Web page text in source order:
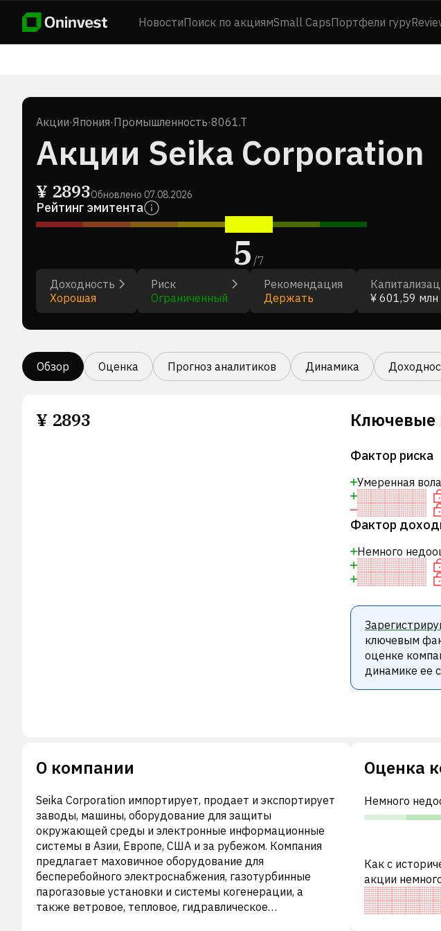
НовостиПоиск по акциямSmall CapsПортфели гуру
Акции·Япония·Промышленность·8061.T
Акции Seika Corporation
¥ 2893Обновлено 07.08.2026
Рейтинг эмитента
5 /7
Доходность
Хорошая
Риск
Ограниченный
Рекомендация
Держать
¥ 601,59 млн
Обзор Оценка Прогноз аналитиков Динамика
¥ 2893
Фактор риска
Умеренная
Фактор
Немного
ключевым
оценке
динамике ее
О компании
Seika Corporation импортирует, продает и экспортирует
заводы, машины, оборудование для защиты
окружающей среды и электронные информационные
системы в Азии, Европе, США и за рубежом. Компания
предлагает маховичное оборудование для
бесперебойного электроснабжения, газотурбинные
парогазовые установки и системы когенерации, а
также ветровое, тепловое, гидравлическое
Оценка
Немного
Как с
акции
справедливо